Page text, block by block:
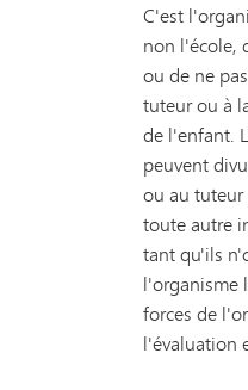
C'est
non l'école,
ou de ne
tuteur ou à
de l'enfant.
peuvent
ou au
toute autre
tant qu'ils
l'organisme
forces de
l'évaluation